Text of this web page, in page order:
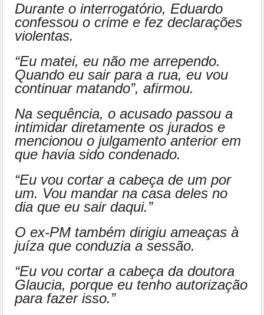
Durante o interrogatório, Eduardo
confessou o crime e fez declarações
violentas.
“Eu matei, eu não me arrependo.
Quando eu sair para a rua, eu vou
continuar matando”, afirmou.
Na sequência, o acusado passou a
intimidar diretamente os jurados e
mencionou o julgamento anterior em
que havia sido condenado.
“Eu vou cortar a cabeça de um por
um. Vou mandar na casa deles no
dia que eu sair daqui.”
O ex-PM também dirigiu ameaças à
juíza que conduzia a sessão.
“Eu vou cortar a cabeça da doutora
Glaucia, porque eu tenho autorização
para fazer isso.”